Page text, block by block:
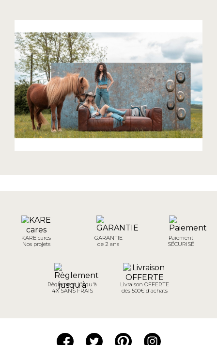
KARE cares
Nos projets
GARANTIE
de 2 ans
Paiement
SÉCURISÉ
Règlement jusqu'à
4X SANS FRAIS
Livraison OFFERTE
dès 500€ d'achats